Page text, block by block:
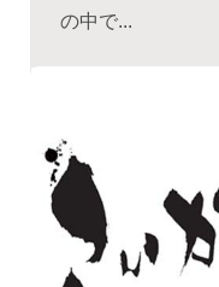
の中で...